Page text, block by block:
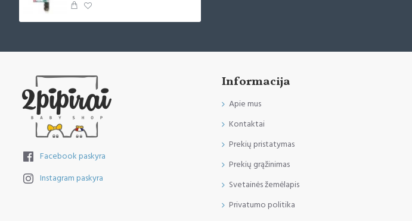
Facebook paskyra
Instagram paskyra
Informacija
Apie mus
Kontaktai
Prekių pristatymas
Prekių grąžinimas
Svetainės žemėlapis
Privatumo politika